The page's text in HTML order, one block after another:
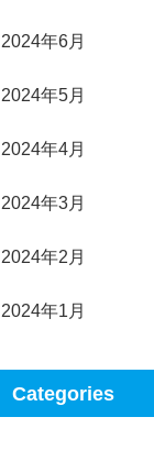
2024年6月
2024年5月
2024年4月
2024年3月
2024年2月
2024年1月
Categories